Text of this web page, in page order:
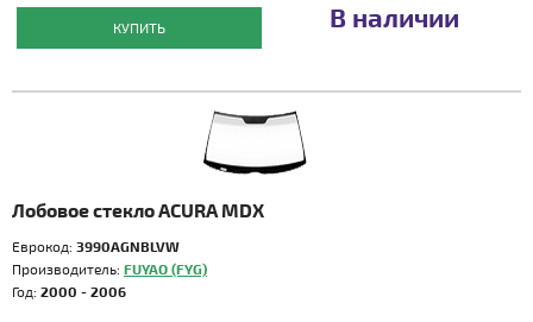
КУПИТЬ В наличии
Лобовое стекло ACURA MDX
Еврокод: 3990AGNBLVW
Производитель: FUYAO (FYG)
Год: 2000 - 2006